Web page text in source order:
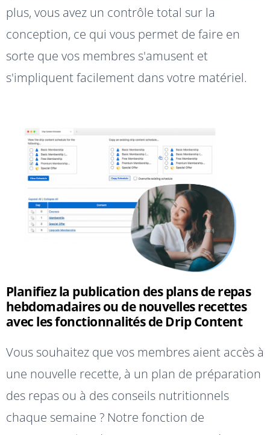
plus, vous avez un contrôle total sur la
conception, ce qui vous permet de faire en
sorte que vos membres s'amusent et
s'impliquent facilement dans votre matériel.
Planifiez la publication des plans de repas
hebdomadaires ou de nouvelles recettes
avec les fonctionnalités de Drip Content
Vous souhaitez que vos membres aient accès à
une nouvelle recette, à un plan de préparation
des repas ou à des conseils nutritionnels
chaque semaine ? Notre fonction de